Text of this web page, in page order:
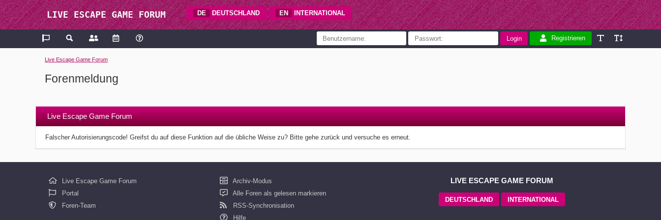
LIVE ESCAPE GAME FORUM DE DEUTSCHLAND EN INTERNATIONAL
Registrieren
Live Escape Game Forum
Forenmeldung
Live Escape Game Forum
Falscher Autorisierungscode! Greifst du auf diese Funktion auf die übliche Weise zu? Bitte gehe zurück und versuche es erneut.
Live Escape Game Forum
Portal
Foren-Team
Archiv-Modus
Alle Foren als gelesen markieren
RSS-Synchronisation
Hilfe
LIVE ESCAPE GAME FORUM
DEUTSCHLAND INTERNATIONAL